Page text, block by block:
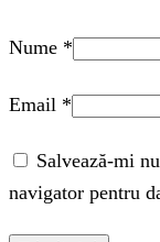
Nume *
Email *
Salvează-mi
navigator pentru